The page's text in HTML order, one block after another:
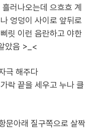
러나오는데 으흐흐 계
엉덩이 사이로 앞뒤로
릿 이런 음란하고 야한
았음 >_<
극 해주다
락 끝을 세우고 누나 클
문아래 질구쪽으로 살짝